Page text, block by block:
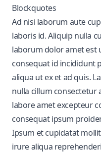
Blockquotes
Ad nisi laborum aute
laboris id. Aliquip nulla
laborum dolor amet est
consequat id incididunt
aliqua ut ex et ad quis.
nulla cillum consectetur
labore amet excepteur
consequat ipsum
Ipsum et cupidatat
irure aliqua